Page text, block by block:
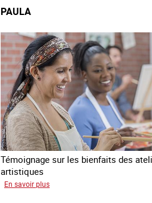
PAULA
Témoignage sur les bienfaits des
artistiques
En savoir plus